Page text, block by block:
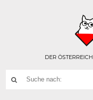
DER
SUCHE